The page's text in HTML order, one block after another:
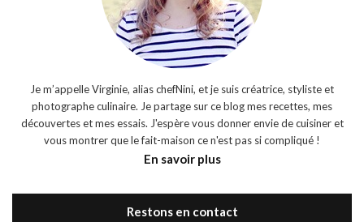
Je m’appelle Virginie, alias chefNini, et je suis créatrice, styliste et
photographe culinaire. Je partage sur ce blog mes recettes, mes
découvertes et mes essais. J'espère vous donner envie de cuisiner et
vous montrer que le fait-maison ce n'est pas si compliqué !
En savoir plus
Restons en contact